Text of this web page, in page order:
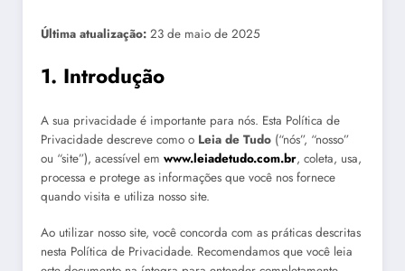
Última atualização: 23 de maio de 2025
1. Introdução
A sua privacidade é importante para nós. Esta Política de
Privacidade descreve como o Leia de Tudo (“nós”, “nosso”
ou “site”), acessível em www.leiadetudo.com.br, coleta, usa,
processa e protege as informações que você nos fornece
quando visita e utiliza nosso site.
Ao utilizar nosso site, você concorda com as práticas descritas
nesta Política de Privacidade. Recomendamos que você leia